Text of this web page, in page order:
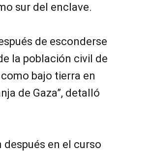
sur del enclave.
de esconderse
la población civil de
bajo tierra en
de Gaza”, detalló
después en el curso